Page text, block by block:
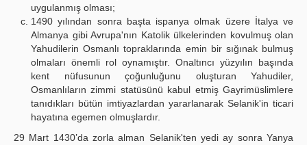
uygulanmış olması;
1490 yılından sonra başta ispanya olmak üzere İtalya ve
Almanya gibi Avrupa'nın Katolik ülkelerinden kovulmuş olan
Yahudilerin Osmanlı topraklarında emin bir sığınak bulmuş
olmaları önemli rol oynamıştır. Onaltıncı yüzyılın başında
kent nüfusunun çoğunluğunu oluşturan Yahudiler,
Osmanlıların zimmi statüsünü kabul etmiş Gayrimüslimlere
tanıdıkları bütün imtiyazlardan yararlanarak Selanik'in ticari
hayatına egemen olmuşlardır.
29 Mart 1430’da zorla alman Selanik'ten yedi ay sonra Yanya